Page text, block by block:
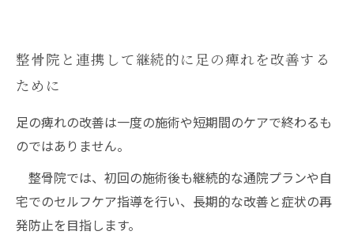
整骨院と連携して継続的に足の痺れを改善する
ために
足の痺れの改善は一度の施術や短期間のケアで終わるも
のではありません。
整骨院では、初回の施術後も継続的な通院プランや自
宅でのセルフケア指導を行い、長期的な改善と症状の再
発防止を目指します。